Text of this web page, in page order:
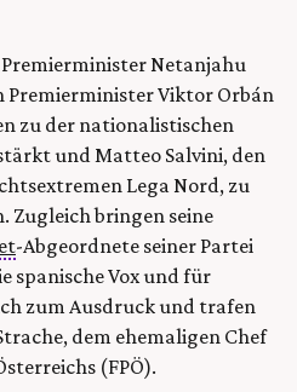
Netanjahu
Premierminister Viktor Orbán
zu der nationalistischen
und Matteo Salvini, den
Lega Nord, zu
Zugleich bringen seine
-Abgeordnete seiner Partei
spanische Vox und für
zum Ausdruck und trafen
dem ehemaligen Chef
(FPÖ).